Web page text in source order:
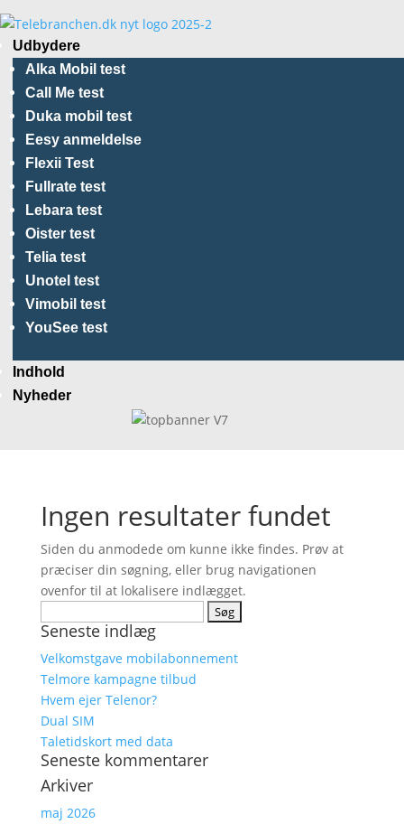
Udbydere
Alka Mobil test
Call Me test
Duka mobil test
Eesy anmeldelse
Flexii Test
Fullrate test
Lebara test
Oister test
Telia test
Unotel test
Vimobil test
YouSee test
Indhold
Nyheder
Ingen resultater fundet
Siden du anmodede om kunne ikke findes. Prøv at
præciser din søgning, eller brug navigationen
ovenfor til at lokalisere indlægget.
efter:
Seneste indlæg
Velkomstgave mobilabonnement
Telmore kampagne tilbud
Hvem ejer Telenor?
Dual SIM
Taletidskort med data
Seneste kommentarer
Arkiver
maj 2026